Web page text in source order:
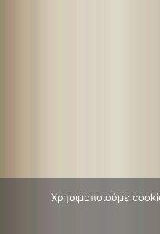
Χρησιμοποιούμε